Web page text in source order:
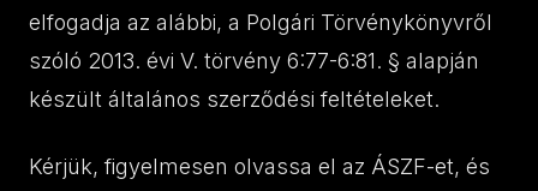
elfogadja az alábbi, a Polgári Törvénykönyvről
szóló 2013. évi V. törvény 6:77-6:81. § alapján
készült általános szerződési feltételeket.
Kérjük, figyelmesen olvassa el az ÁSZF-et, és